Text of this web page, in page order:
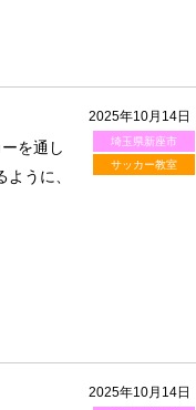
2025年10月14日
埼玉県新座市
サッカー教室
を通し
うに、
2025年10月14日